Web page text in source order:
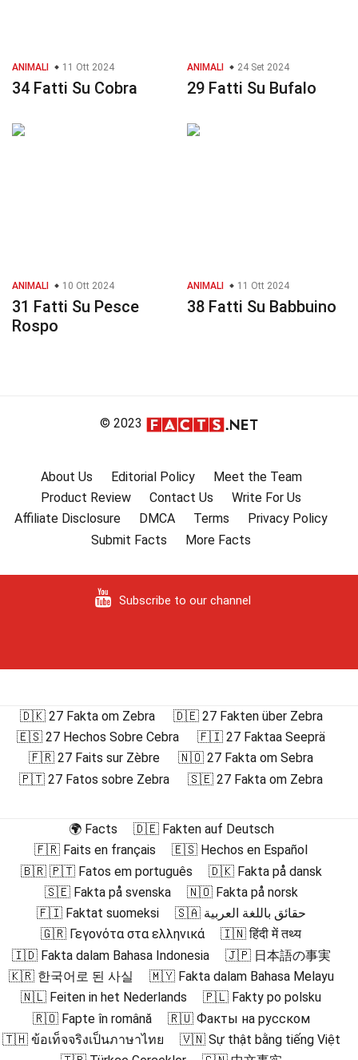
ANIMALI 11 Ott 2024
34 Fatti Su Cobra
ANIMALI 24 Set 2024
29 Fatti Su Bufalo
ANIMALI 10 Ott 2024
31 Fatti Su Pesce
Rospo
ANIMALI 11 Ott 2024
38 Fatti Su Babbuino
© 2023
About Us Editorial Policy
Meet the Team
Product Review
Contact Us
Write For Us
Affiliate Disclosure
DMCA Terms
Privacy Policy
Submit Facts
More Facts
Subscribe to our channel
🇩🇰 27 Fakta om Zebra
🇩🇪 27 Fakten über Zebra
🇪🇸 27 Hechos Sobre Cebra
🇫🇮 27 Faktaa Seeprä
🇫🇷 27 Faits sur Zèbre
🇳🇴 27 Fakta om Sebra
🇵🇹 27 Fatos sobre Zebra
🇸🇪 27 Fakta om Zebra
🌍 Facts
🇩🇪 Fakten auf Deutsch
🇫🇷 Faits en français
🇪🇸 Hechos en Español
🇧🇷 🇵🇹 Fatos em português
🇩🇰 Fakta på dansk
🇸🇪 Fakta på svenska
🇳🇴 Fakta på norsk
🇫🇮 Faktat suomeksi
🇸🇦 حقائق باللغة العربية
🇬🇷 Γεγονότα στα ελληνικά
🇮🇳 हिंदी में तथ्य
🇮🇩 Fakta dalam Bahasa Indonesia
🇯🇵 日本語の事実
🇰🇷 한국어로 된 사실
🇲🇾 Fakta dalam Bahasa Melayu
🇳🇱 Feiten in het Nederlands
🇵🇱 Fakty po polsku
🇷🇴 Fapte în română
🇷🇺 Факты на русском
🇹🇭 ข้อเท็จจริงเป็นภาษาไทย
🇻🇳 Sự thật bằng tiếng Việt